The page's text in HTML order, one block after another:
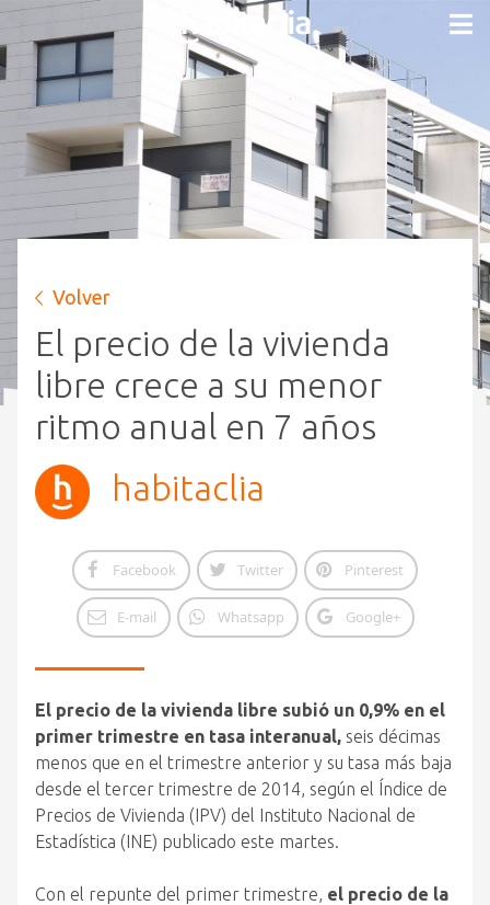
Volver
El precio de la vivienda
libre crece a su menor
ritmo anual en 7 años
habitaclia
Facebook Twitter Pinterest
E-mail Whatsapp Google+
El precio de la vivienda libre subió un 0,9% en el
primer trimestre en tasa interanual, seis décimas
menos que en el trimestre anterior y su tasa más baja
desde el tercer trimestre de 2014, según el Índice de
Precios de Vivienda (IPV) del Instituto Nacional de
Estadística (INE) publicado este martes.
Con el repunte del primer trimestre, el precio de la